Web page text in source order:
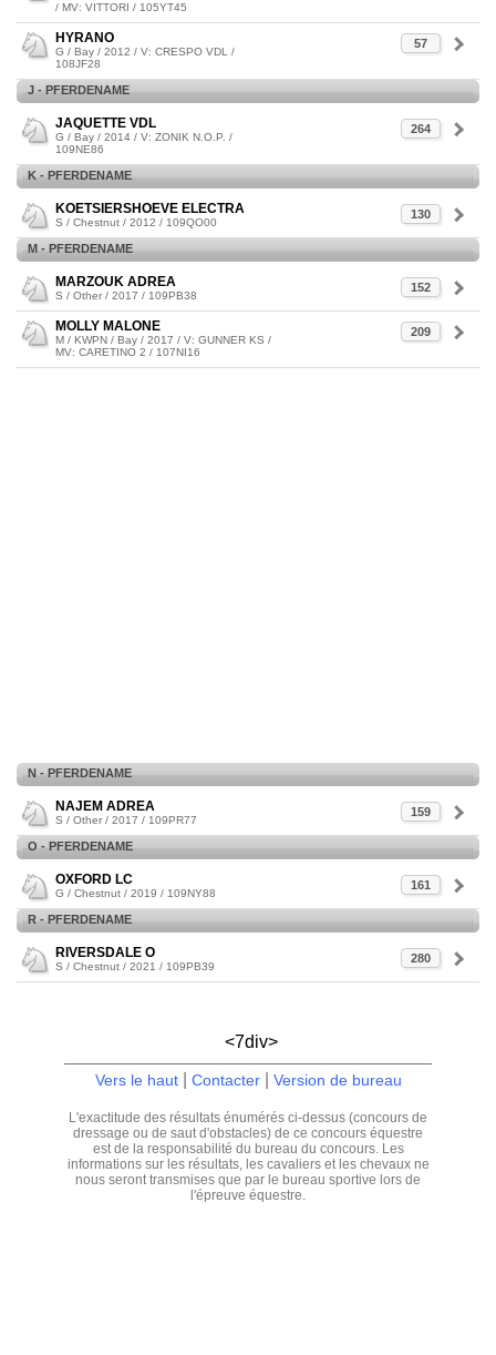
/ MV: VITTORI / 105YT45
57
HYRANO
G / Bay / 2012 / V: CRESPO VDL /
108JF28
J - PFERDENAME
264
JAQUETTE VDL
G / Bay / 2014 / V: ZONIK N.O.P. /
109NE86
K - PFERDENAME
130
KOETSIERSHOEVE ELECTRA
S / Chestnut / 2012 / 109QO00
M - PFERDENAME
152
MARZOUK ADREA
S / Other / 2017 / 109PB38
209
MOLLY MALONE
M / KWPN / Bay / 2017 / V: GUNNER KS /
MV: CARETINO 2 / 107NI16
N - PFERDENAME
159
NAJEM ADREA
S / Other / 2017 / 109PR77
O - PFERDENAME
161
OXFORD LC
G / Chestnut / 2019 / 109NY88
R - PFERDENAME
280
RIVERSDALE O
S / Chestnut / 2021 / 109PB39
<7div>
Vers le haut Contacter Version de bureau
L'exactitude des résultats énumérés ci-dessus (concours de
dressage ou de saut d'obstacles) de ce concours équestre
est de la responsabilité du bureau du concours. Les
informations sur les résultats, les cavaliers et les chevaux ne
nous seront transmises que par le bureau sportive lors de
l'épreuve équestre.